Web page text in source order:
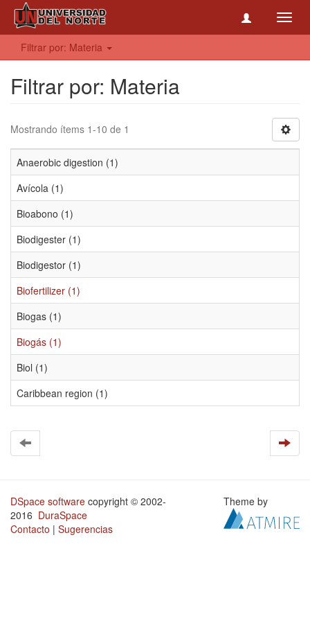
Filtrar por: Materia
Filtrar por: Materia
Mostrando ítems 1-10 de 1
Anaerobic digestion (1)
Avícola (1)
Bioabono (1)
Biodigester (1)
Biodigestor (1)
Biofertilizer (1)
Biogas (1)
Biogás (1)
Biol (1)
Caribbean region (1)
DSpace software copyright © 2002-
2016 DuraSpace
Contacto | Sugerencias
Theme by